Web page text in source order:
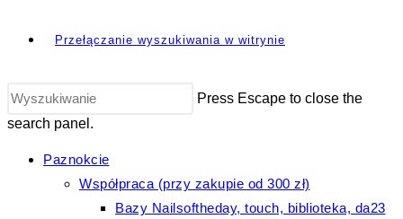
Przełączanie wyszukiwania w witrynie
Press Escape to close the
search panel.
Paznokcie
Współpraca (przy zakupie od 300 zł)
Bazy Nailsoftheday, touch, biblioteka, da23